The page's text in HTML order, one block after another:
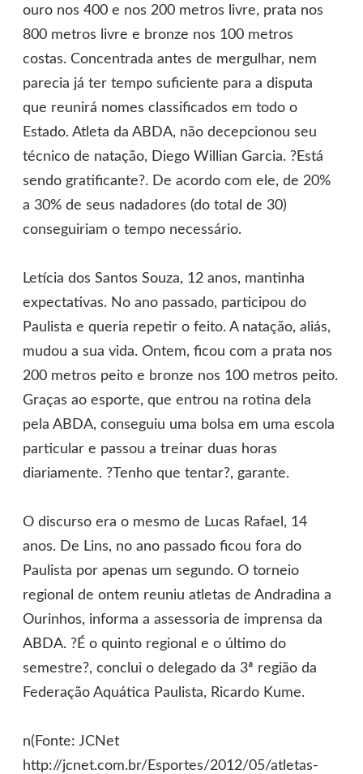
ouro nos 400 e nos 200 metros livre, prata nos
800 metros livre e bronze nos 100 metros
costas. Concentrada antes de mergulhar, nem
parecia já ter tempo suficiente para a disputa
que reunirá nomes classificados em todo o
Estado. Atleta da ABDA, não decepcionou seu
técnico de natação, Diego Willian Garcia. ?Está
sendo gratificante?. De acordo com ele, de 20%
a 30% de seus nadadores (do total de 30)
conseguiriam o tempo necessário.
Letícia dos Santos Souza, 12 anos, mantinha
expectativas. No ano passado, participou do
Paulista e queria repetir o feito. A natação, aliás,
mudou a sua vida. Ontem, ficou com a prata nos
200 metros peito e bronze nos 100 metros peito.
Graças ao esporte, que entrou na rotina dela
pela ABDA, conseguiu uma bolsa em uma escola
particular e passou a treinar duas horas
diariamente. ?Tenho que tentar?, garante.
O discurso era o mesmo de Lucas Rafael, 14
anos. De Lins, no ano passado ficou fora do
Paulista por apenas um segundo. O torneio
regional de ontem reuniu atletas de Andradina a
Ourinhos, informa a assessoria de imprensa da
ABDA. ?É o quinto regional e o último do
semestre?, conclui o delegado da 3ª região da
Federação Aquática Paulista, Ricardo Kume.
n(Fonte: JCNet
http://jcnet.com.br/Esportes/2012/05/atletas-